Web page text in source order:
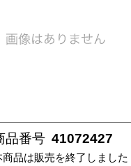
品番号 41072427
商品は販売を終了しました